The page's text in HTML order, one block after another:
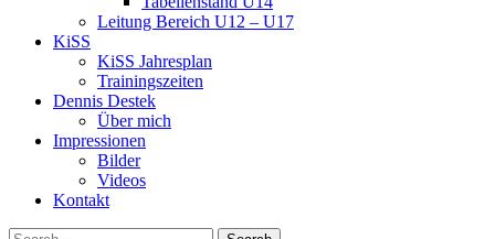
Leitung Bereich U12 – U17
KiSS
KiSS Jahresplan
Trainingszeiten
Dennis Destek
Über mich
Impressionen
Bilder
Videos
Kontakt